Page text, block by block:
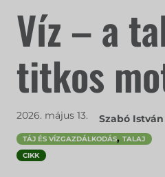
Víz – a
titkos
2026. május 13. Szabó István
TÁJ ÉS VÍZGAZDÁLKODÁS,TALAJ
CIKK